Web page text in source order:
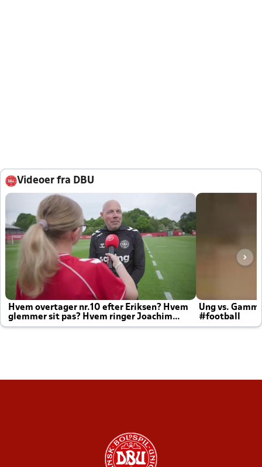
Videoer fra DBU
Hvem overtager nr.10 efter Eriksen? Hvem
glemmer sit pas? Hvem ringer Joachim
altid til efter kampe?
Ung vs.
#football